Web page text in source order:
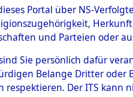
Dead -
Portal über NS-
und Parteien oder
Sie persönlich dafür
Belange Dritter
respektieren. Der ITS